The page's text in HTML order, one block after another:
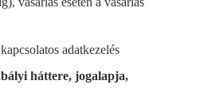
adatkezelés
háttere, jogalapja,